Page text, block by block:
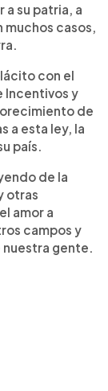
a su patria, a
muchos casos,
con el
Incentivos y
de
a esta ley, la
país.
de la
otras
amor a
campos y
nuestra gente.